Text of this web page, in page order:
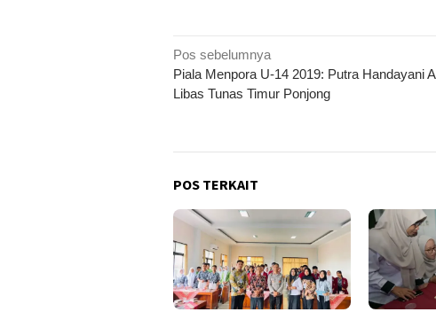
Navigasi
pos
Pos sebelumnya
Piala Menpora U-14 2019: Putra Handayani A
Libas Tunas Timur Ponjong
POS TERKAIT